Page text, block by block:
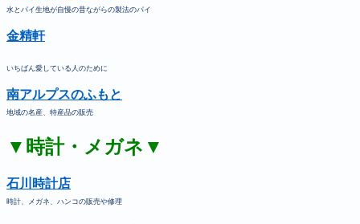
水とパイ生地が自慢の昔ながらの製法のパイ
金精軒
いちばん愛している人のために
南アルプスのふもと
地域の名産、特産品の販売
▼時計・メガネ▼
石川時計店
時計、メガネ、ハンコの販売や修理